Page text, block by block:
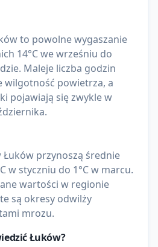
to powolne wygaszanie
14°C we wrześniu do
Maleje liczba godzin
wilgotność powietrza, a
pojawiają się zwykle w
Łuków przynoszą średnie
w styczniu do 1°C w marcu.
wartości w regionie
są okresy odwilży
mrozu.
Łuków?